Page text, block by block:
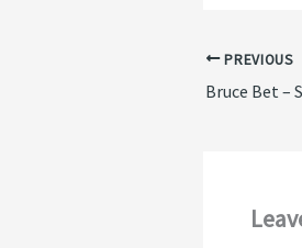
PREVIOUS